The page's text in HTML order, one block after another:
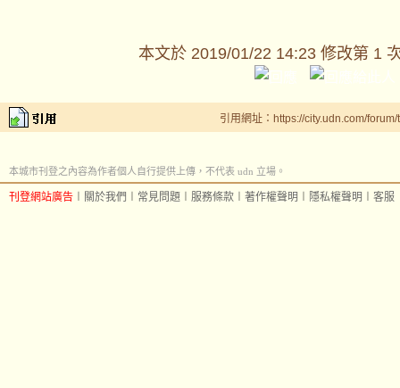
本文於 2019/01/22 14:23 修改第 1
引用網址：https://city.udn.com/
本城市刊登之內容為作者個人自行提供上傳，不代表 udn 立場。
刊登網站廣告 關於我們 常見問題 服務條款 著作權聲明 隱私權聲明 客服